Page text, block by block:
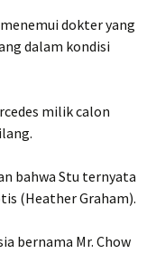
dokter yang
dalam kondisi
milik calon
bahwa Stu ternyata
(Heather Graham).
bernama Mr. Chow